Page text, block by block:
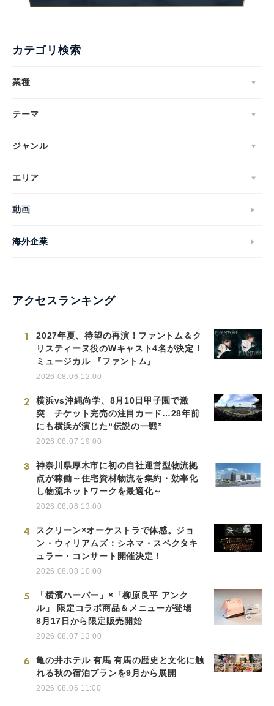
カテゴリ検索
業種
テーマ
ジャンル
エリア
動画
海外企業
アクセスランキング
1
2027年夏、待望の再演！ファントム＆ク
リスティーヌ役のWキャスト4名が決定！
ミュージカル 『ファントム』
2026.08.06 12:00
2
横浜vs沖縄尚学、8月10日甲子園で激
突 チケット完売の注目カード…28年前
にも横浜が演じた“伝説の一戦”
2026.08.07 19:00
3
神奈川県厚木市に初の自社運営型物流拠
点が稼働～住宅資材物流を集約・効率化
し物流ネットワークを最適化～
2026.08.06 13:00
4
スクリーン×オーケストラで体感。ジョ
ン・ウィリアムズ：シネマ・スペクタキ
ュラー・コンサート開催決定！
2026.08.08 10:00
5
「横濱ハーバー」×「柳原良平 アンク
ル」 限定コラボ商品＆メニューが登場
8月17日から限定販売開始
2026.08.07 13:00
6
亀の井ホテル 有馬 有馬の歴史と文化に触
れる秋の宿泊プランを9月から展開
2026.08.06 11:00